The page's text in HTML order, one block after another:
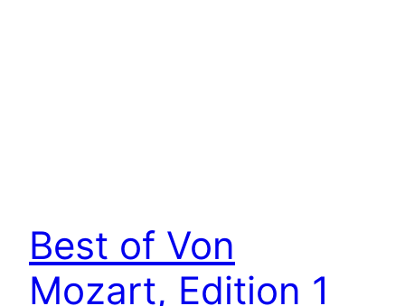
Best of Von
Mozart, Edition 1